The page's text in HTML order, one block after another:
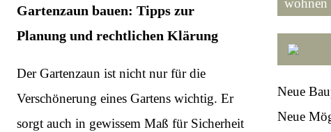
Gartenzaun bauen: Tipps zur
Planung und rechtlichen Klärung
Der Gartenzaun ist nicht nur für die
Verschönerung eines Gartens wichtig. Er
sorgt auch in gewissem Maß für Sicherheit
Neue
Neue